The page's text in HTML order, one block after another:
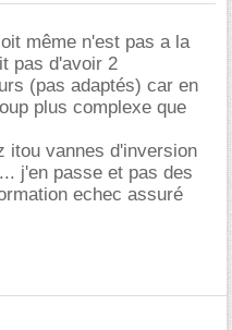
même n'est pas a la
pas d'avoir 2
(pas adaptés) car en
plus complexe que
itou vannes d'inversion
j'en passe et pas des
echec assuré